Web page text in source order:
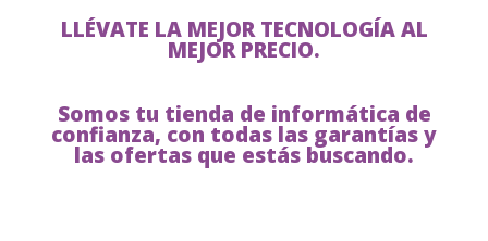
LLÉVATE LA MEJOR TECNOLOGÍA AL
MEJOR PRECIO.
Somos tu tienda de informática de
confianza, con todas las garantías y
las ofertas que estás buscando.